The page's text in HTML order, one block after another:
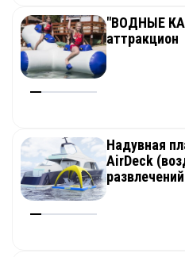
"ВОДНЫЕ
аттракцион
Надувная
AirDeck